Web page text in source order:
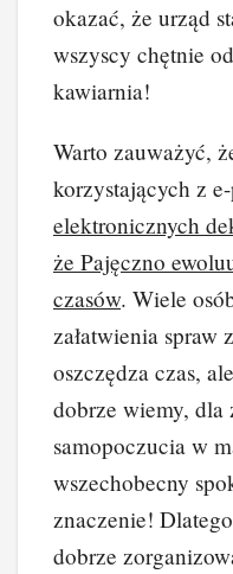
okazać, że urząd
wszyscy chętnie
kawiarnia!
Warto zauważyć,
korzystających z e-
elektronicznych
że Pajęczno
czasów. Wiele
załatwienia spraw
oszczędza czas,
dobrze wiemy, dla
samopoczucia w
wszechobecny
znaczenie!
dobrze